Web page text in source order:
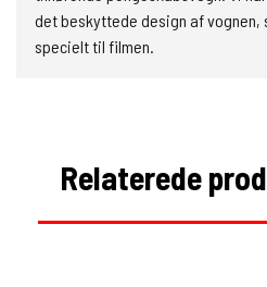
det beskyttede design af vognen,
specielt til filmen.
Relaterede